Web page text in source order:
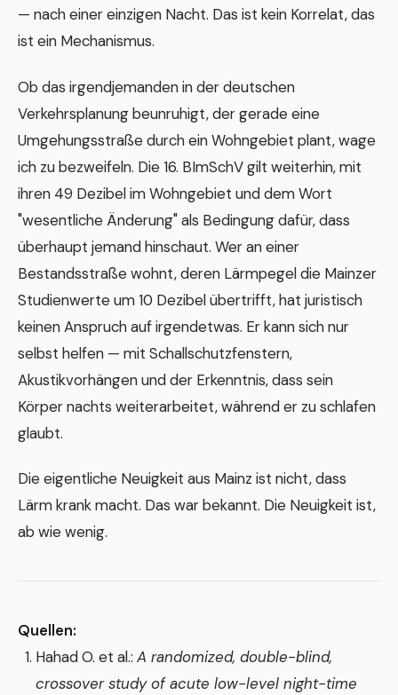
— nach einer einzigen Nacht. Das ist kein Korrelat, das
ist ein Mechanismus.
Ob das irgendjemanden in der deutschen
Verkehrsplanung beunruhigt, der gerade eine
Umgehungsstraße durch ein Wohngebiet plant, wage
ich zu bezweifeln. Die 16. BImSchV gilt weiterhin, mit
ihren 49 Dezibel im Wohngebiet und dem Wort
"wesentliche Änderung" als Bedingung dafür, dass
überhaupt jemand hinschaut. Wer an einer
Bestandsstraße wohnt, deren Lärmpegel die Mainzer
Studienwerte um 10 Dezibel übertrifft, hat juristisch
keinen Anspruch auf irgendetwas. Er kann sich nur
selbst helfen — mit Schallschutzfenstern,
Akustikvorhängen und der Erkenntnis, dass sein
Körper nachts weiterarbeitet, während er zu schlafen
glaubt.
Die eigentliche Neuigkeit aus Mainz ist nicht, dass
Lärm krank macht. Das war bekannt. Die Neuigkeit ist,
ab wie wenig.
Quellen:
Hahad O. et al.: A randomized, double-blind,
crossover study of acute low-level night-time